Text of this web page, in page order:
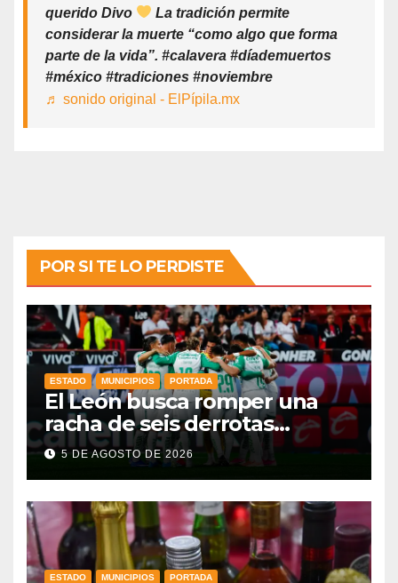
querido Divo
La tradición permite
considerar la muerte “como algo que forma
parte de la vida”. #calavera #díademuertos
#méxico #tradiciones #noviembre
♬ sonido original - ElPípila.mx
POR SI TE LO PERDISTE
ESTADO MUNICIPIOS PORTADA
El León busca romper una
racha de seis derrotas
consecutivas en Leagues Cup
ante Nashville
5 DE AGOSTO DE 2026
ESTADO MUNICIPIOS PORTADA